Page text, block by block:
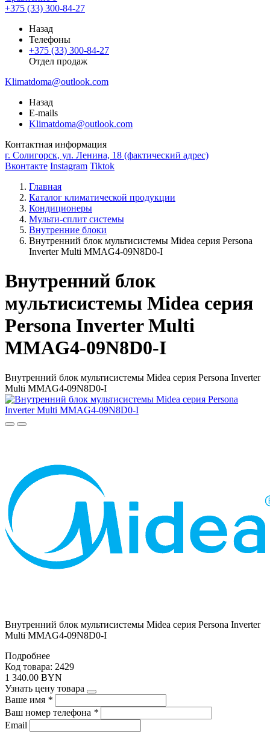
+375 (33) 300-84-27
Назад
Телефоны
+375 (33) 300-84-27
Отдел продаж
Klimatdoma@outlook.com
Назад
E-mails
Klimatdoma@outlook.com
Контактная информация
г. Солигорск, ул. Ленина, 18 (фактический адрес)
Вконтакте Instagram Tiktok
Главная
Каталог климатической продукции
Кондиционеры
Мульти-сплит системы
Внутренние блоки
Внутренний блок мультисистемы Midea серия Persona
Inverter Multi MMAG4-09N8D0-I
Внутренний блок
мультисистемы Midea серия
Persona Inverter Multi
MMAG4-09N8D0-I
Внутренний блок мультисистемы Midea серия Persona Inverter
Multi MMAG4-09N8D0-I
Внутренний блок мультисистемы Midea серия Persona Inverter
Multi MMAG4-09N8D0-I
Подробнее
Код товара: 2429
1 340.00 BYN
Узнать цену товара
Ваше имя *
Ваш номер телефона *
Email